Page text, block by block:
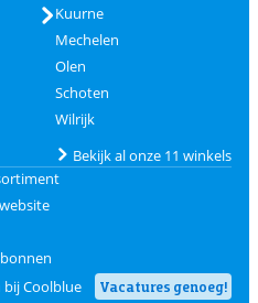
Kuurne
Mechelen
Olen
Schoten
Wilrijk
Bekijk al onze 11 winkels
bij Coolblue
Vacatures genoeg!